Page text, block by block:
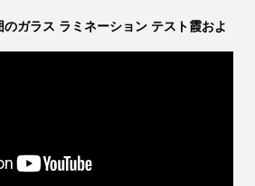
ガラス ラミネーション テスト霞およ